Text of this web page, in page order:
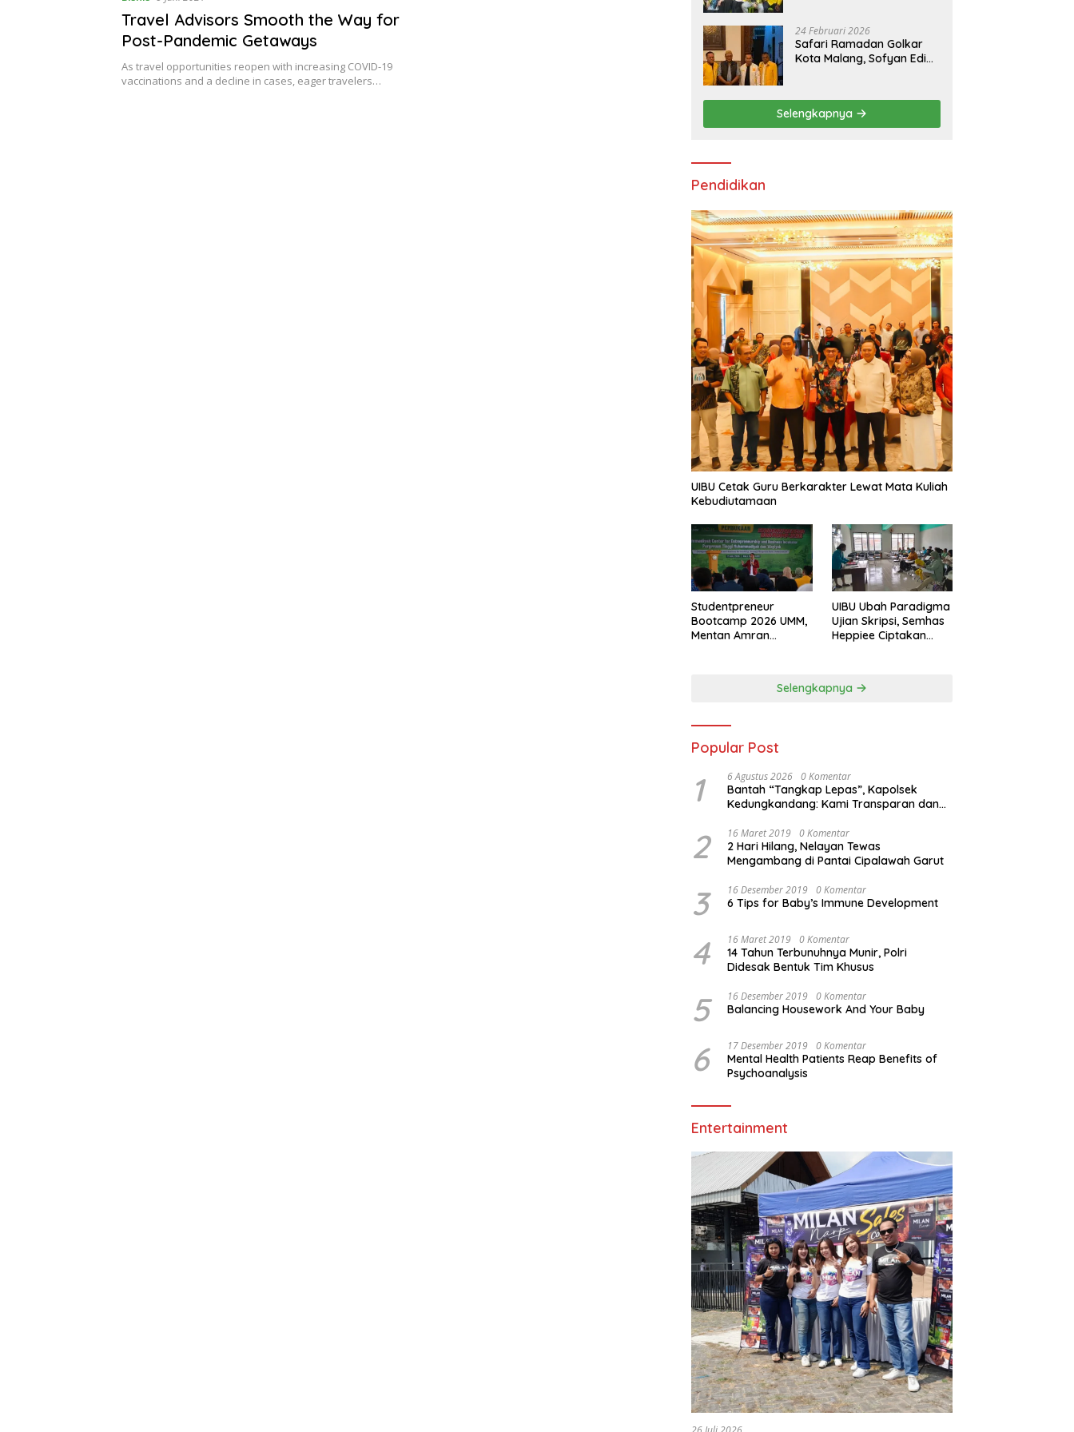
Travel Advisors Smooth the Way for
Post-Pandemic Getaways
As travel opportunities reopen with increasing COVID-19
vaccinations and a decline in cases, eager travelers…
24 Februari 2026
Safari Ramadan Golkar
Kota Malang, Sofyan Edi
Libatkan Generasi Muda
Selengkapnya
Pendidikan
UIBU Cetak Guru Berkarakter Lewat Mata Kuliah
Kebudiutamaan
Studentpreneur
Bootcamp 2026 UMM,
Mentan Amran
UIBU Ubah Paradigma
Ujian Skripsi, Semhas
Heppiee Ciptakan
Selengkapnya
Popular Post
1 6 Agustus 2026 0 Komentar
Bantah “Tangkap Lepas”, Kapolsek
Kedungkandang: Kami Transparan dan
2 16 Maret 2019 0 Komentar
2 Hari Hilang, Nelayan Tewas
Mengambang di Pantai Cipalawah Garut
3 16 Desember 2019 0 Komentar
6 Tips for Baby’s Immune Development
4 16 Maret 2019 0 Komentar
14 Tahun Terbunuhnya Munir, Polri
Didesak Bentuk Tim Khusus
5 16 Desember 2019 0 Komentar
Balancing Housework And Your Baby
6 17 Desember 2019 0 Komentar
Mental Health Patients Reap Benefits of
Psychoanalysis
Entertainment